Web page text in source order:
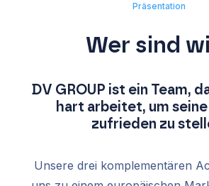
Präsentation
Wer sind
DV GROUP ist ein Team,
hart arbeitet, um
zufrieden zu
Unsere drei komplementären